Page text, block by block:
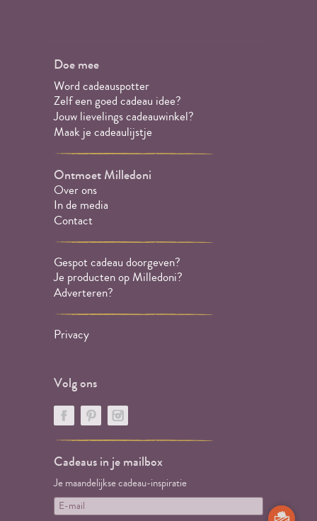
Doe mee
Word cadeauspotter
Zelf een goed cadeau idee?
Jouw lievelings cadeauwinkel?
Maak je cadeaulijstje
Ontmoet Milledoni
Over ons
In de media
Contact
Gespot cadeau doorgeven?
Je producten op Milledoni?
Adverteren?
Privacy
Volg ons
Cadeaus in je mailbox
Je maandelijkse cadeau-inspiratie